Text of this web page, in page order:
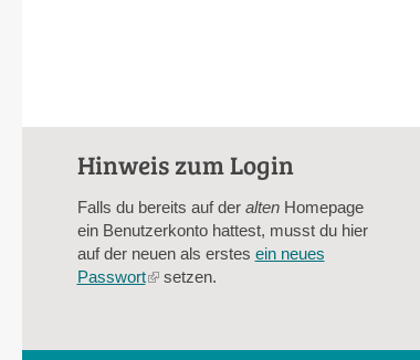
Hinweis zum Login
Falls du bereits auf der altenHomepage
ein Benutzerkonto hattest, musst du hier
auf der neuen als erstes ein neues
Passwort(linksetzen.